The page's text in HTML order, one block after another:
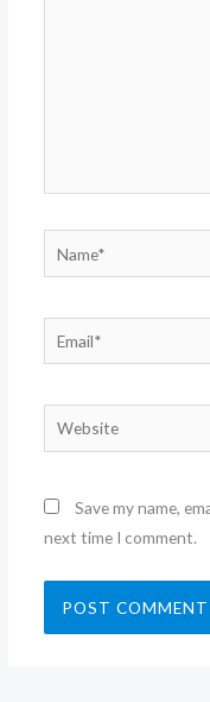
Email*
Website
Save my name,
next time I comment.